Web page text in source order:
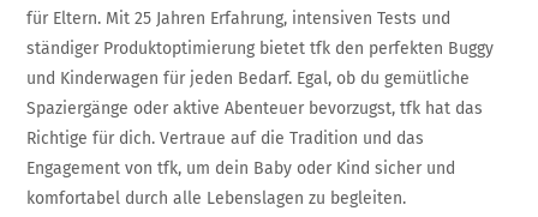
für Eltern. Mit 25 Jahren Erfahrung, intensiven Tests und
ständiger Produktoptimierung bietet tfk den perfekten Buggy
und Kinderwagen für jeden Bedarf. Egal, ob du gemütliche
Spaziergänge oder aktive Abenteuer bevorzugst, tfk hat das
Richtige für dich. Vertraue auf die Tradition und das
Engagement von tfk, um dein Baby oder Kind sicher und
komfortabel durch alle Lebenslagen zu begleiten.